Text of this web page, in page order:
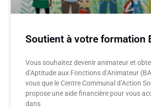
Soutient à votre formation
Vous souhaitez devenir animateur et
d’Aptitude aux Fonctions d’Animateur
vous que le Centre Communal d’Action
propose une aide financière pour vous
dans